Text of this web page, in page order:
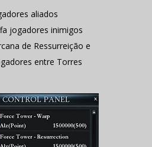
aliados
jogadores inimigos
de Ressurreição e
entre Torres